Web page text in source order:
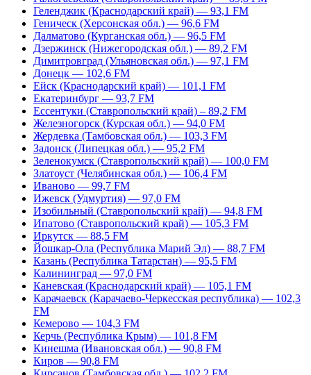
Геленджик (Краснодарский край) — 93,1 FM
Геническ (Херсонская обл.) — 96,6 FM
Далматово (Курганская обл.) — 96,5 FM
Дзержинск (Нижегородская обл.) — 89,2 FM
Димитровград (Ульяновская обл.) — 97,1 FM
Донецк — 102,6 FM
Ейск (Краснодарский край) — 101,1 FM
Екатеринбург — 93,7 FM
Ессентуки (Ставропольский край) – 89,2 FM
Железногорск (Курская обл.) — 94,0 FM
Жердевка (Тамбовская обл.) — 103,3 FM
Задонск (Липецкая обл.) — 95,2 FM
Зеленокумск (Ставропольский край) — 100,0 FM
Златоуст (Челябинская обл.) — 106,4 FM
Иваново — 99,7 FM
Ижевск (Удмуртия) — 97,0 FM
Изобильный (Ставропольский край) — 94,8 FM
Ипатово (Ставропольский край) — 105,3 FM
Иркутск — 88,5 FM
Йошкар-Ола (Республика Марий Эл) — 88,7 FM
Казань (Республика Татарстан) — 95,5 FM
Калининград — 97,0 FM
Каневская (Краснодарский край) — 105,1 FM
Карачаевск (Карачаево-Черкесская республика) — 102,3
FM
Кемерово — 104,3 FM
Керчь (Республика Крым) — 101,8 FM
Кинешма (Ивановская обл.) — 90,8 FM
Киров — 90,8 FM